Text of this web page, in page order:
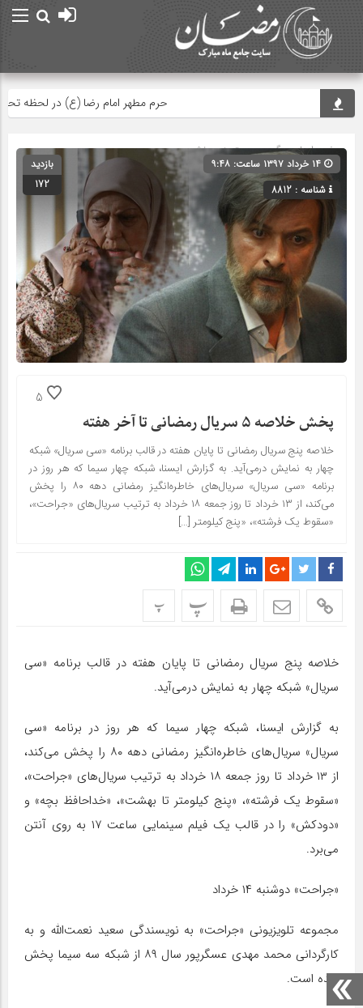
حرم مطهر امام رضا (ع) در لحظه تحویل
صفحه اصلی» گروه » دسته‌بندی نشده
شناسه : 8812
بازدید
172
5
پخش خلاصه ۵ سریال رمضانی تا آخر هفته
خلاصه پنج سریال رمضانی تا پایان هفته در قالب برنامه «سی سریال» شبکه
چهار به نمایش درمی‌آید. به گزارش ایسنا، شبکه چهار سیما که هر روز در
برنامه «سی سریال» سریال‌های خاطره‌انگیز رمضانی دهه ۸۰ را پخش
می‌کند، از ۱۳ خرداد تا روز جمعه ۱۸ خرداد به ترتیب سریال‌های «جراحت»،
«سقوط یک فرشته»، «پنج کیلومتر […]
پ پ
خلاصه پنج سریال رمضانی تا پایان هفته در قالب برنامه «سی
سریال» شبکه چهار به نمایش درمی‌آید.
به گزارش ایسنا، شبکه چهار سیما که هر روز در برنامه «سی
سریال» سریال‌های خاطره‌انگیز رمضانی دهه ۸۰ را پخش می‌کند،
از ۱۳ خرداد تا روز جمعه ۱۸ خرداد به ترتیب سریال‌های «جراحت»،
«سقوط یک فرشته»، «پنج کیلومتر تا بهشت»، «خداحافظ بچه» و
«دودکش» را در قالب یک فیلم سینمایی ساعت ۱۷ به روی آنتن
می‌برد.
«جراحت» دوشنبه ۱۴ خرداد
مجموعه تلویزیونی «جراحت» به نویسندگی سعید نعمت‌الله و به
کارگردانی محمد مهدی عسگرپور سال ۸۹ از شبکه سه سیما پخش
شده است.